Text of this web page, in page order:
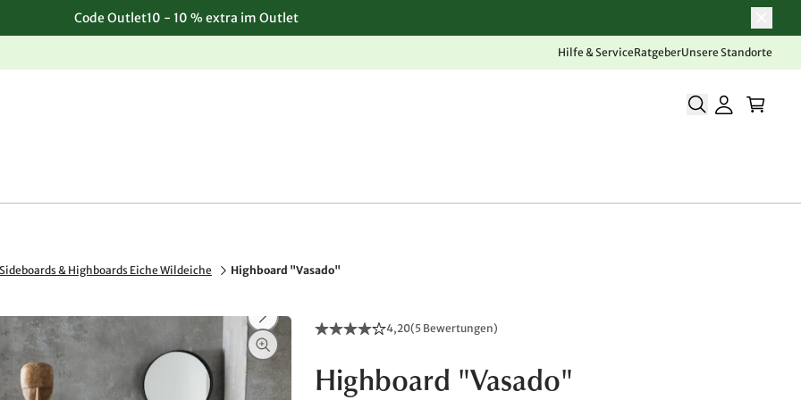
Code Outlet10 - 10 % extra im Outlet
Hilfe & ServiceRatgeberUnsere Standorte
Sideboards & Highboards Eiche Wildeiche Highboard "Vasado"
4,20(5 Bewertungen)
Highboard "Vasado"